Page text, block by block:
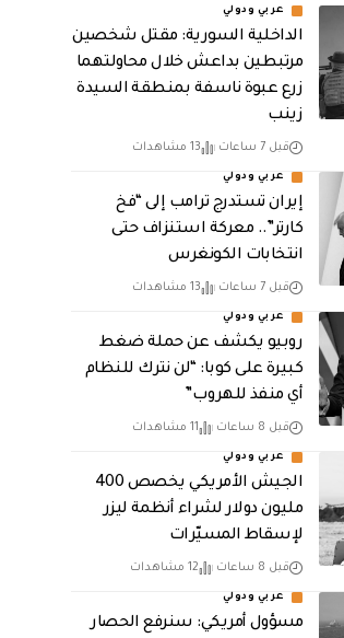
عربي ودولي
الداخلية السورية: مقتل شخصين
مرتبطين بداعش خلال محاولتهما
زرع عبوة ناسفة بمنطقة السيدة
زينب
قبل 7 ساعات 13 مشاهدات
عربي ودولي
إيران تستدرج ترامب إلى “فخ
كارتر”.. معركة استنزاف حتى
انتخابات الكونغرس
قبل 7 ساعات 13 مشاهدات
عربي ودولي
روبيو يكشف عن حملة ضغط
كبيرة على كوبا: “لن نترك للنظام
أي منفذ للهروب”
قبل 8 ساعات 11 مشاهدات
عربي ودولي
الجيش الأمريكي يخصص 400
مليون دولار لشراء أنظمة ليزر
لإسقاط المسيّرات
قبل 8 ساعات 12 مشاهدات
عربي ودولي
مسؤول أمريكي: سنرفع الحصار